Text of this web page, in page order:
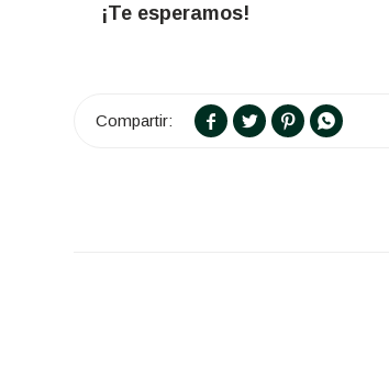
¡Te esperamos!
   